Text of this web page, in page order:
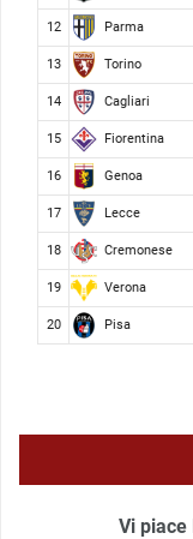
12 Parma
13 Torino
14 Cagliari
15 Fiorentina
16 Genoa
17 Lecce
18 Cremonese
19 Verona
20 Pisa
Vi piace